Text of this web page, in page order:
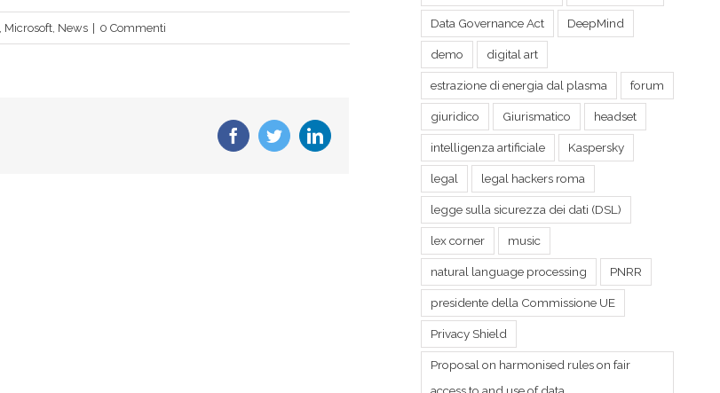
Microsoft News 0 Commenti
FacebookTwitterLinkedIn
Data Governance Act DeepMind
demo digital art
estrazione di energia dal plasma forum
giuridico Giurismatico headset
intelligenza artificiale Kaspersky
legal legal hackers roma
legge sulla sicurezza dei dati (DSL)
lex corner music
natural language processing PNRR
presidente della Commissione UE
Privacy Shield
Proposal on harmonised rules on fair
access to and use of data